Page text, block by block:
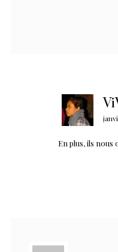
En plus, ils nous